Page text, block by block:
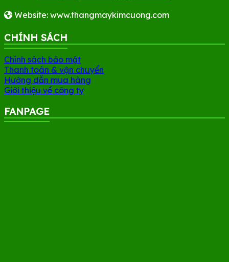
Website: www.thangmaykimcuong.com
CHÍNH SÁCH
Chính sách bảo mật
Thanh toán & vận chuyển
Hướng dẫn mua hàng
Giới thiệu về công ty
FANPAGE